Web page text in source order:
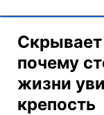
почему
жизни
крепость